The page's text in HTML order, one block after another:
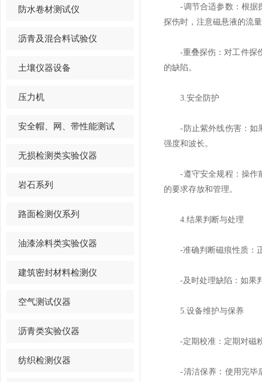
防水卷材测试仪
沥青及混合料试验仪
土壤仪器设备
压力机
安全帽、网、带性能测试
无损检测类实验仪器
岩石系列
路面检测仪系列
油漆涂料类实验仪器
建筑密封材料检测仪
空气测试仪器
沥青类实验仪器
纺织检测仪器
-调节合适参数：根据探
探伤时，注意磁悬液的流
-重叠探伤：对工件探伤
的缺陷。
3.安全防护
-防止紫外线伤害：如果
强度和波长。
-遵守安全规程：操作前
的要求存放和管理。
4.结果判断与处理
-准确判断磁痕性质：正
-及时处理缺陷：如果判
5.设备维护与保养
-定期校准：定期对磁粉
-清洁保养：使用完毕后